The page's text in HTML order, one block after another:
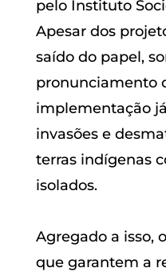
pelo Instituto
Apesar dos
saído do papel,
pronunciamento
implementação
invasões e
terras indígenas
isolados.
Agregado a isso,
que garantem a